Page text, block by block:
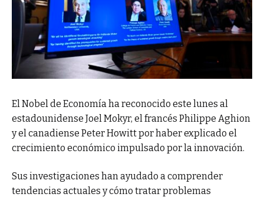
El Nobel de Economía ha reconocido este lunes al
estadounidense Joel Mokyr, el francés Philippe Aghion
y el canadiense Peter Howitt por haber explicado el
crecimiento económico impulsado por la innovación.
Sus investigaciones han ayudado a comprender
tendencias actuales y cómo tratar problemas